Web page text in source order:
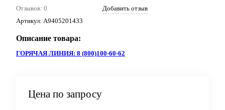
Отзывов: 0
Добавить отзыв
Артикул: A9405201433
Описание товара:
ГОРЯЧАЯ ЛИНИЯ: 8 (800)100-60-62
Цена по запросу